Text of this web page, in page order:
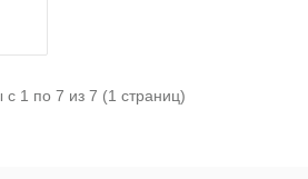
с 1 по 7 из 7 (1 страниц)